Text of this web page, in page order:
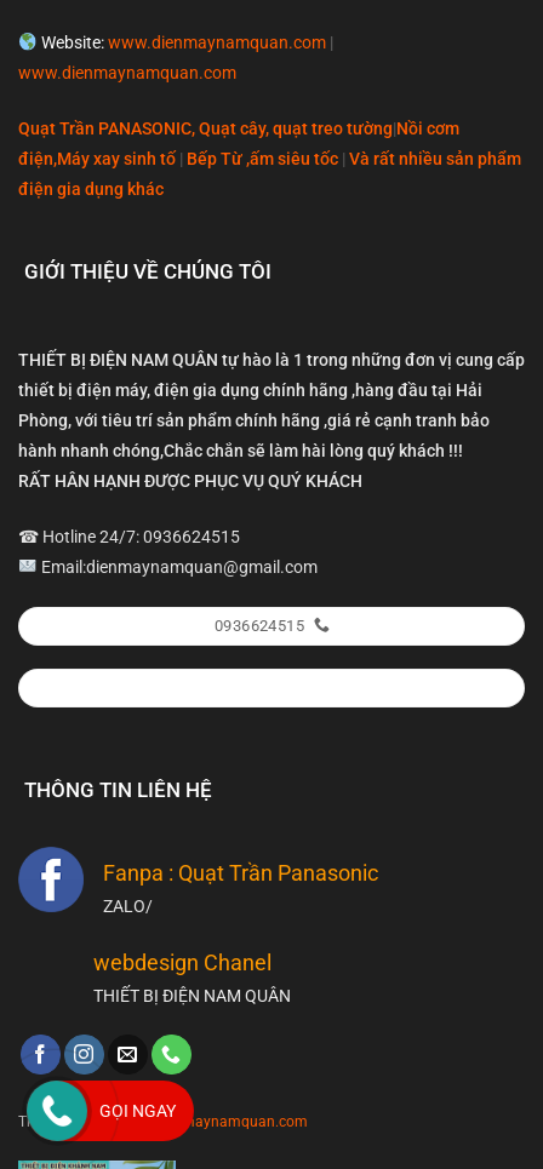
Website:www.dienmaynamquan.com |
www.dienmaynamquan.com
Quạt Trần PANASONIC, Quạt cây, quạt treo tường|Nồi cơm
điện,Máy xay sinh tố | Bếp Từ ,ấm siêu tốc | Và rất nhiều sản phẩm
điện gia dụng khác
GIỚI THIỆU VỀ CHÚNG TÔI
THIẾT BỊ ĐIỆN NAM QUÂN tự hào là 1 trong những đơn vị cung cấp
thiết bị điện máy, điện gia dụng chính hãng ,hàng đầu tại Hải
Phòng, với tiêu trí sản phẩm chính hãng ,giá rẻ cạnh tranh bảo
hành nhanh chóng,Chắc chắn sẽ làm hài lòng quý khách !!!
RẤT HÂN HẠNH ĐƯỢC PHỤC VỤ QUÝ KHÁCH
☎ Hotline 24/7: 0936624515
Email:dienmaynamquan@gmail.com
0936624515
THÔNG TIN LIÊN HỆ
Fanpa : Quạt Trần Panasonic
ZALO/
webdesign Chanel
THIẾT BỊ ĐIỆN NAM QUÂN
Thiết kế & duy trì bởidienmaynamquan.com
GỌI NGAY